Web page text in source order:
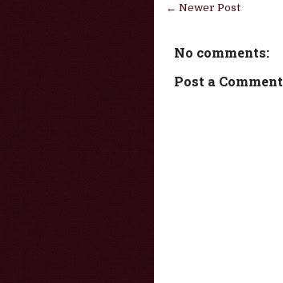
← Newer Post
No comments:
Post a Comment